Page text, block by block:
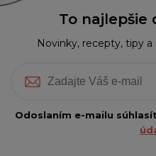
To najlepšie
Novinky, recepty, tipy a
Odoslaním e-mailu